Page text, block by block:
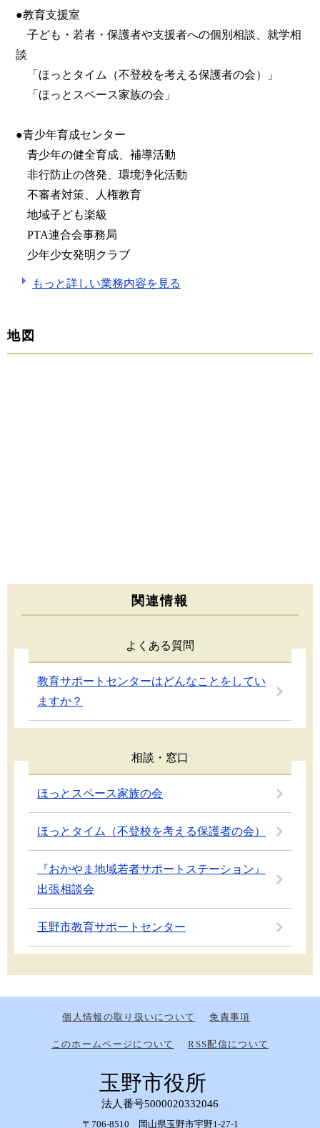
●教育支援室
子ども・若者・保護者や支援者への個別相談、就学相
談
「ほっとタイム（不登校を考える保護者の会）」
「ほっとスペース家族の会」
●青少年育成センター
青少年の健全育成、補導活動
非行防止の啓発、環境浄化活動
不審者対策、人権教育
地域子ども楽級
PTA連合会事務局
少年少女発明クラブ
もっと詳しい業務内容を見る
地図
関連情報
よくある質問
教育サポートセンターはどんなことをしてい
ますか？
相談・窓口
ほっとスペース家族の会
ほっとタイム（不登校を考える保護者の会）
『おかやま地域若者サポートステーション』
出張相談会
玉野市教育サポートセンター
個人情報の取り扱いについて 免責事項
このホームページについて RSS配信について
玉野市役所
法人番号5000020332046
〒706-8510 岡山県玉野市宇野1-27-1